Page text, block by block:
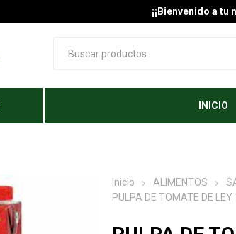
¡¡Bienvenido a
INICIO
Inicio ALIMENTOS
PULPA DE TOMATE DE